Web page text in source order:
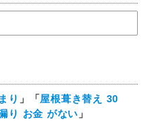
り 」「屋根葺き替え 30
り お金 がない 」